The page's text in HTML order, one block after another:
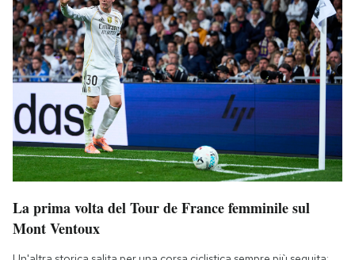
La prima volta del Tour de France femminile sul
Mont Ventoux